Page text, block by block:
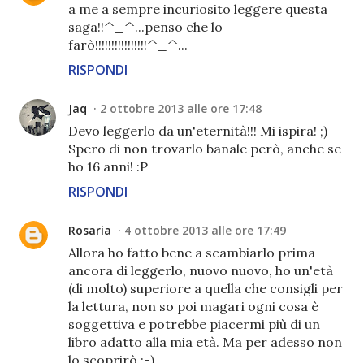
a me a sempre incuriosito leggere questa
saga!!^_^...penso che lo
farò!!!!!!!!!!!!!!!!^_^...
RISPONDI
Jaq 2 ottobre 2013 alle ore 17:48
Devo leggerlo da un'eternità!!! Mi ispira! ;)
Spero di non trovarlo banale però, anche se
ho 16 anni! :P
RISPONDI
Rosaria 4 ottobre 2013 alle ore 17:49
Allora ho fatto bene a scambiarlo prima
ancora di leggerlo, nuovo nuovo, ho un'età
(di molto) superiore a quella che consigli per
la lettura, non so poi magari ogni cosa è
soggettiva e potrebbe piacermi più di un
libro adatto alla mia età. Ma per adesso non